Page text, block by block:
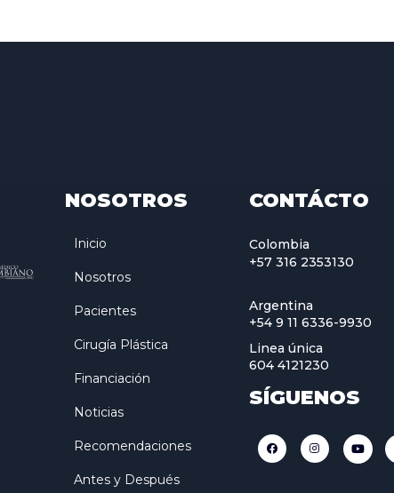
NOSOTROS
Inicio
Nosotros
Pacientes
Cirugía Plástica
Financiación
Noticias
Recomendaciones
Antes y Después
CONTÁCTO
Colombia
+57 316 2353130
Argentina
+54 9 11 6336-9930
Linea única
604 4121230
SÍGUENOS